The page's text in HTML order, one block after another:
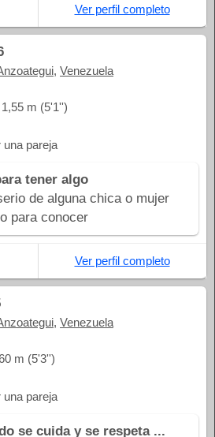
Ver perfil completo
, Venezuela
m (5'1'')
una pareja
tener algo
de alguna chica o mujer
para conocer
Ver perfil completo
, Venezuela
m (5'3'')
una pareja
se cuida y se respeta ...